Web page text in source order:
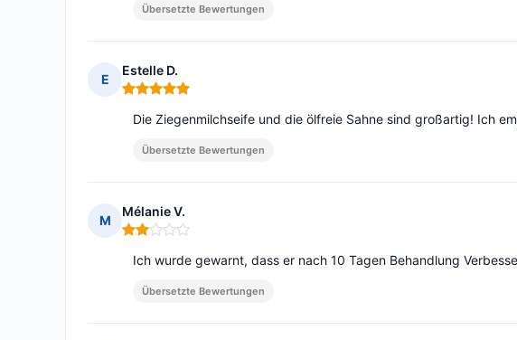
Übersetzte Bewertungen
E
Estelle D.
Hinweis: 5 von 5
Die Ziegenmilchseife und die ölfreie Sahne sind großartig! Ich
Übersetzte Bewertungen
M
Mélanie V.
Hinweis: 2 von 5
Ich wurde gewarnt, dass er nach 10 Tagen Behandlung
Übersetzte Bewertungen